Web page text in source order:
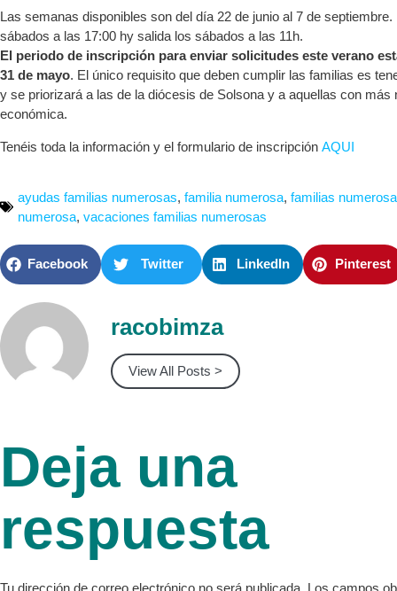
Las semanas disponibles son del día 22 de junio al 7 de septiembre.
sábados a las 17:00 hy salida los sábados a las 11h.
El periodo de inscripción para enviar solicitudes este verano
31 de mayo. El único requisito que deben cumplir las familias es
y se priorizará a las de la diócesis de Solsona y a aquellas con más
económica.
Tenéis toda la información y el formulario de inscripción AQUI
ayudas familias numerosas, familia numerosa, familias
numerosa, vacaciones familias numerosas
Facebook Twitter LinkedIn Pinterest
racobimza
View All Posts >
Deja una
respuesta
Tu dirección de correo electrónico no será publicada. Los campos